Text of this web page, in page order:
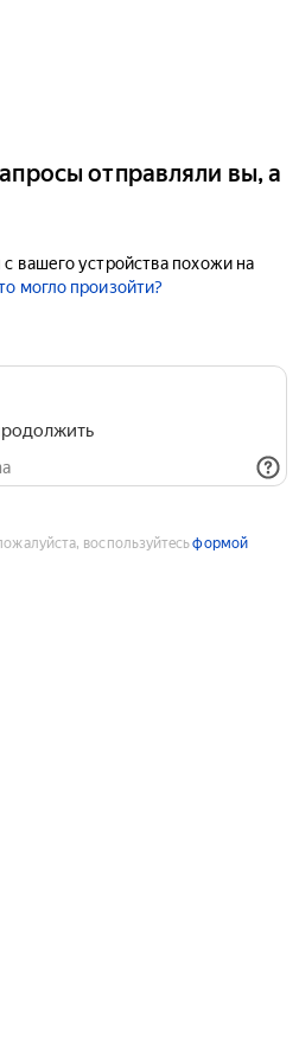
отправляли вы, а
вашего устройства похожи на
могло произойти?
воспользуйтесьформой